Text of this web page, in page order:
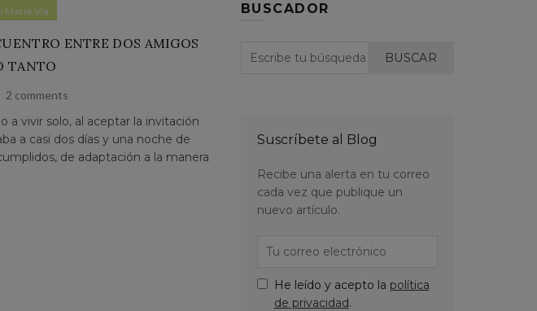
Maria Via
ENTRE DOS AMIGOS
TANTO
2 comments
a vivir solo, al aceptar la invitación
a casi dos días y una noche de
de adaptación a la manera
BUSCADOR
BUSCAR
Suscríbete al Blog
Recibe una alerta en tu correo
cada vez que publique un
nuevo artículo.
He leído y acepto la política
de privacidad.